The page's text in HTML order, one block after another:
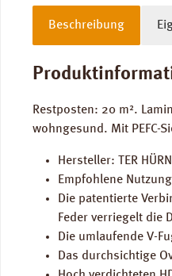
Beschreibung
Restposten: 20 m².
wohngesund. Mit PEFC-
Hersteller: TER
Empfohlene
Die patentierte
Feder verriegelt die
Die umlaufende V-
Das durchsichtige